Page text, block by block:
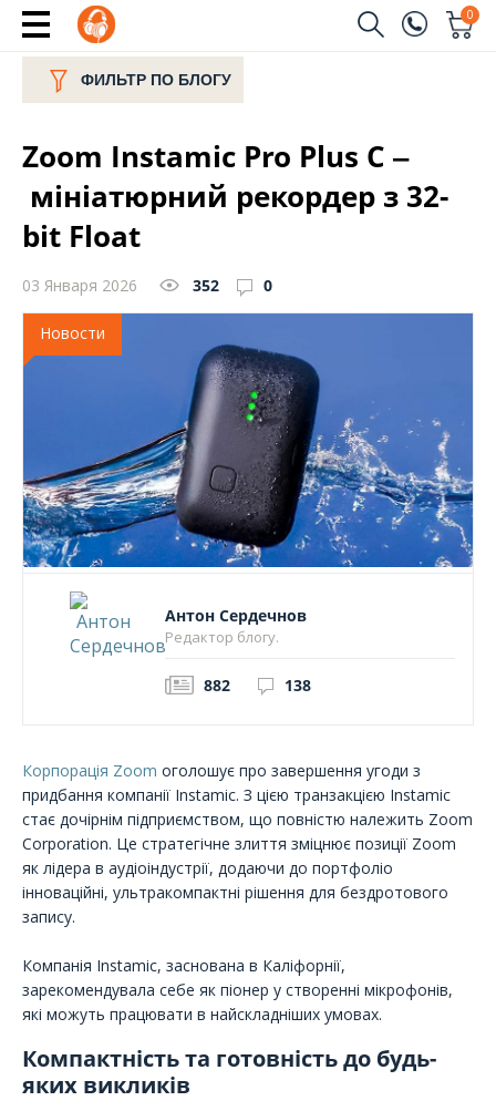
(044)
0
Имя
Отправить
ФИЛЬТР ПО БЛОГУ
Zoom Instamic Pro Plus C ‒
мініатюрний рекордер з 32-
bit Float
03 Января 2026 352 0
Новости
Антон Сердечнов
Редактор блогу.
882 138
Корпорація Zoom оголошує про завершення угоди з
придбання компанії Instamic. З цією транзакцією Instamic
стає дочірнім підприємством, що повністю належить Zoom
Corporation. Це стратегічне злиття зміцнює позиції Zoom
як лідера в аудіоіндустрії, додаючи до портфоліо
інноваційні, ультракомпактні рішення для бездротового
запису.
Компанія Instamic, заснована в Каліфорнії,
зарекомендувала себе як піонер у створенні мікрофонів,
які можуть працювати в найскладніших умовах.
Компактність та готовність до будь-
яких викликів